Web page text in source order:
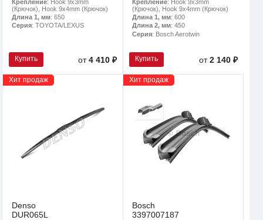
Крепление: Hook 9x3mm
(Крючок), Hook 9x4mm (Крючок)
Длина 1, мм: 650
Серия: TOYOTA/LEXUS
Купить от4 410 ₽
Крепление: Hook 9x3mm
(Крючок), Hook 9x4mm (Крючок)
Длина 1, мм: 600
Длина 2, мм: 450
Серия: Bosch Aerotwin
Купить от2 140 ₽
Хит продаж
Denso
DUR065L
Хит продаж
Bosch
3397007187